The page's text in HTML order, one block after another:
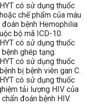
có sử dụng thuốc
chế phẩm của máu
bệnh Hemophilia
bộ mã ICD-10.
có sử dụng thuốc
ghép tạng.
có sử dụng thuốc
bị bệnh viên gan C.
có sử dụng thuốc
tải lượng HIV của
đoán bệnh HIV.